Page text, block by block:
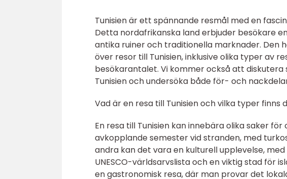
Tunisien är ett spännande resmål med en
Detta nordafrikanska land erbjuder besökare
antika ruiner och traditionella marknader. Den
över resor till Tunisien, inklusive olika typer av
besökarantalet. Vi kommer också att
Tunisien och undersöka både för- och
Vad är en resa till Tunisien och vilka typer finns
En resa till Tunisien kan innebära olika saker
avkopplande semester vid stranden, med
andra kan det vara en kulturell upplevelse,
UNESCO-världsarvslista och en viktig stad för
en gastronomisk resa, där man provar det